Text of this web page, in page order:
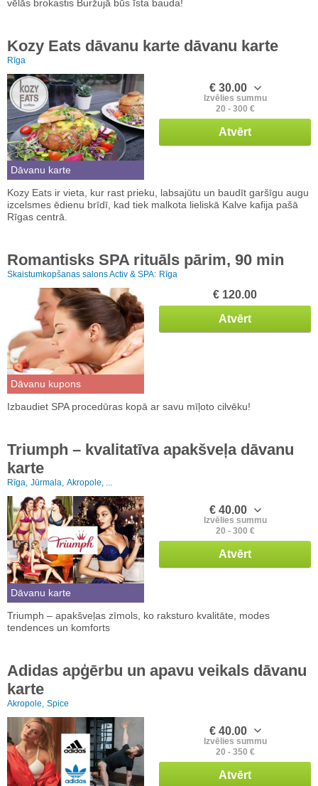
vēlās brokastis Buržujā būs īsta bauda!
Kozy Eats dāvanu karte dāvanu karte
Rīga
Dāvanu karte
€ 30.00
Izvēlies summu
20 - 300 €
Atvērt
Kozy Eats ir vieta, kur rast prieku, labsajūtu un baudīt garšīgu augu
izcelsmes ēdienu brīdī, kad tiek malkota lieliskā Kalve kafija pašā
Rīgas centrā.
Romantisks SPA rituāls pārim, 90 min
Skaistumkopšanas salons Activ & SPA: Rīga
Dāvanu kupons
€ 120.00
Atvērt
Izbaudiet SPA procedūras kopā ar savu mīļoto cilvēku!
Triumph – kvalitatīva apakšveļa dāvanu
karte
Rīga, Jūrmala, Akropole, ...
Dāvanu karte
€ 40.00
Izvēlies summu
20 - 300 €
Atvērt
Triumph – apakšveļas zīmols, ko raksturo kvalitāte, modes
tendences un komforts
Adidas apģērbu un apavu veikals dāvanu
karte
Akropole, Spice
€ 40.00
Izvēlies summu
20 - 350 €
Atvērt